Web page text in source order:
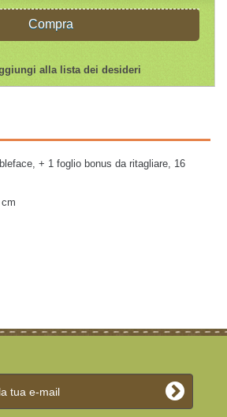
Compra
alla lista dei desideri
+ 1 foglio bonus da ritagliare, 16